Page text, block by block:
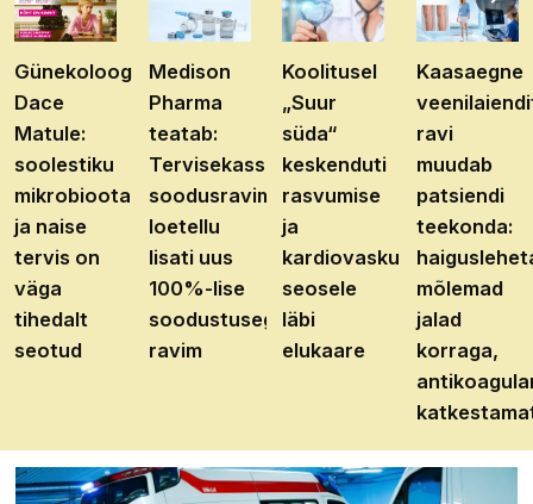
Günekoloog
Dace
Matule:
soolestiku
mikrobioota
ja naise
tervis on
väga
tihedalt
seotud
Medison
Pharma
teatab:
Tervisekassa
soodusravimite
loetellu
lisati uus
100%-lise
soodustusega
ravim
Koolitusel
„Suur
süda“
keskenduti
rasvumise
ja
kardiovaskulaarhaiguste
seosele
läbi
elukaare
Kaasaegne
ravi
muudab
patsiendi
teekonda:
mõlemad
jalad
korraga,